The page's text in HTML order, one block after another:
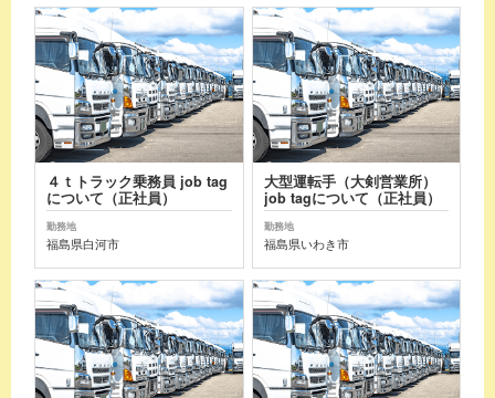
４ｔトラック乗務員 job tag
について（正社員）
勤務地
福島県白河市
大型運転手（大剣営業所）
job tagについて（正社員）
勤務地
福島県いわき市